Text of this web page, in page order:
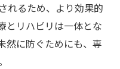
れるため、より効果的
とリハビリは一体とな
然に防ぐためにも、専